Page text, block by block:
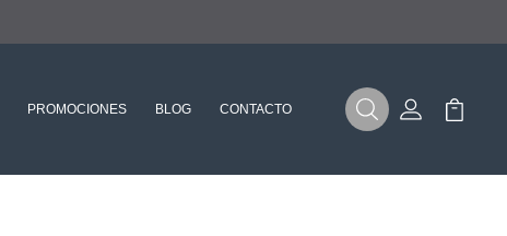
PROMOCIONES BLOG CONTACTO BuscarMi Cuenta
Mi